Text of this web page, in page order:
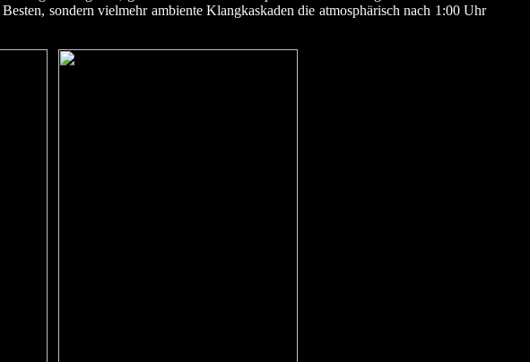
sondern vielmehr ambiente Klangkaskaden die atmosphärisch nach 1:00 Uhr